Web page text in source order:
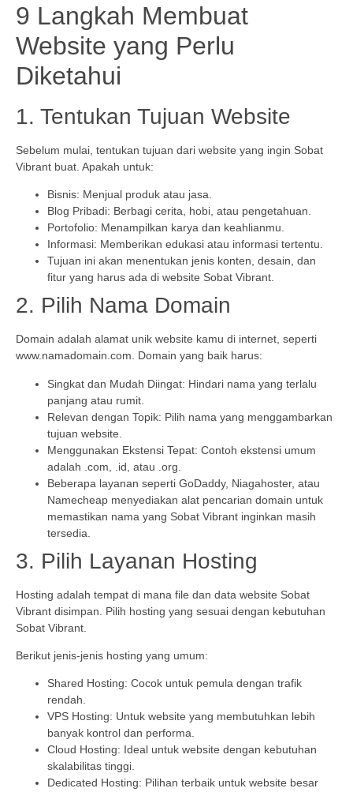
9 Langkah Membuat
Website yang Perlu
Diketahui
1. Tentukan Tujuan Website
Sebelum mulai, tentukan tujuan dari website yang ingin Sobat
Vibrant buat. Apakah untuk:
Bisnis: Menjual produk atau jasa.
Blog Pribadi: Berbagi cerita, hobi, atau pengetahuan.
Portofolio: Menampilkan karya dan keahlianmu.
Informasi: Memberikan edukasi atau informasi tertentu.
Tujuan ini akan menentukan jenis konten, desain, dan
fitur yang harus ada di website Sobat Vibrant.
2. Pilih Nama Domain
Domain adalah alamat unik website kamu di internet, seperti
www.namadomain.com. Domain yang baik harus:
Singkat dan Mudah Diingat: Hindari nama yang terlalu
panjang atau rumit.
Relevan dengan Topik: Pilih nama yang menggambarkan
tujuan website.
Menggunakan Ekstensi Tepat: Contoh ekstensi umum
adalah .com, .id, atau .org.
Beberapa layanan seperti GoDaddy, Niagahoster, atau
Namecheap menyediakan alat pencarian domain untuk
memastikan nama yang Sobat Vibrant inginkan masih
tersedia.
3. Pilih Layanan Hosting
Hosting adalah tempat di mana file dan data website Sobat
Vibrant disimpan. Pilih hosting yang sesuai dengan kebutuhan
Sobat Vibrant.
Berikut jenis-jenis hosting yang umum:
Shared Hosting: Cocok untuk pemula dengan trafik
rendah.
VPS Hosting: Untuk website yang membutuhkan lebih
banyak kontrol dan performa.
Cloud Hosting: Ideal untuk website dengan kebutuhan
skalabilitas tinggi.
Dedicated Hosting: Pilihan terbaik untuk website besar